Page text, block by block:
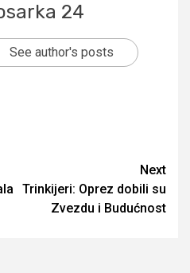
24
See author's posts
Next
Trinkijeri: Oprez dobili su
Zvezdu i Budućnost